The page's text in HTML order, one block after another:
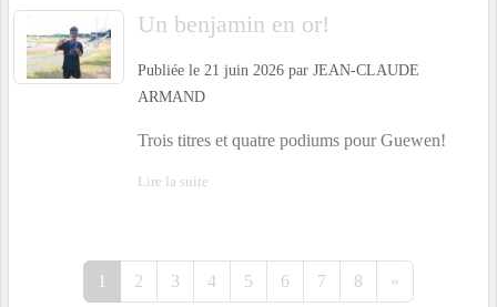
Un benjamin en or!
Publiée le 21 juin 2026 par JEAN-CLAUDE
ARMAND
Trois titres et quatre podiums pour Guewen!
Lire la suite
1 2 3 4 5 6 7 8 »